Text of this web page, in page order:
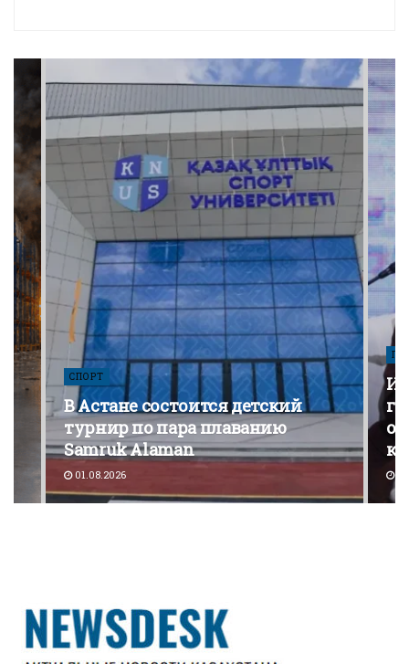
СПОРТ
В Астане состоится детский
турнир по пара плаванию
Samruk Alaman
01.08.2026